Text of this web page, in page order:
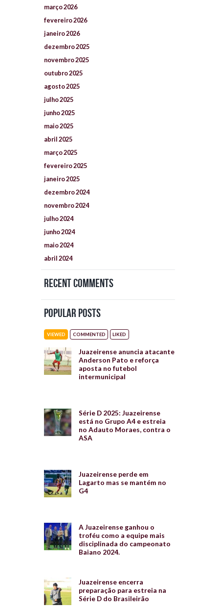
março2026
fevereiro2026
janeiro2026
dezembro2025
novembro2025
outubro2025
agosto2025
julho2025
junho2025
maio2025
abril2025
março2025
fevereiro2025
janeiro2025
dezembro2024
novembro2024
julho2024
junho2024
maio2024
abril2024
Recent Comments
Popular Posts
VIEWED COMMENTED LIKED
Juazeirense anuncia atacante
Anderson Pato e reforça
aposta no futebol
intermunicipal
Série D 2025: Juazeirense
está no Grupo A4 e estreia
no Adauto Moraes, contra o
ASA
Juazeirense perde em
Lagarto mas se mantém no
G4
A Juazeirense ganhou o
troféu como a equipe mais
disciplinada do campeonato
Baiano 2024.
Juazeirense encerra
preparação para estreia na
Série D do Brasileirão